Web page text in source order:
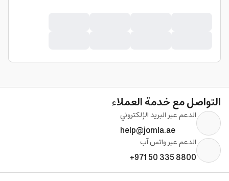
التواصل مع خدمة العملاء
الدعم عبر البريد الإلكتروني
help@jomla.ae
الدعم عبر واتس آب
+971 50 335 8800